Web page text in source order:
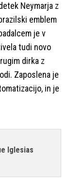
Neymarja z
emblem
je v
tudi novo
dirka z
Zaposlena je
in je
Iglesias